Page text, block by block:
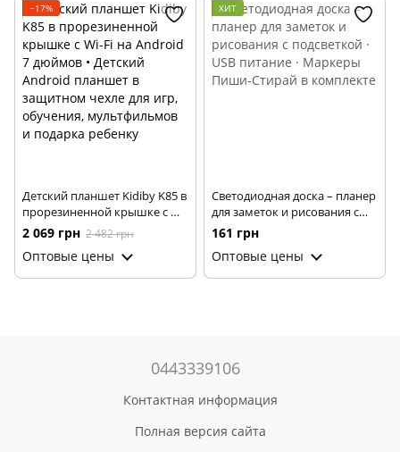
−17%
Детский планшет Kidiby K85 в
прорезиненной крышке с Wi-
Fi на Android 7 дюймов •
Детский Android планшет в
защитном чехле для игр,
обучения, мультфильмов и
2 069 грн 2 482 грн
Оптовые цены
ХИТ
Светодиодная доска – планер
для заметок и рисования с
подсветкой · USB питание ·
Маркеры Пиши-Стирай в
комплекте
161 грн
Оптовые цены
0443339106
Контактная информация
Полная версия сайта